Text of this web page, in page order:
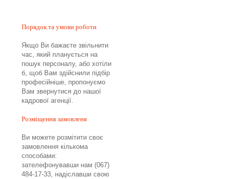
Порядок та умови роботи
Якщо Ви бажаєте звільнити
час, який планується на
пошук персоналу, або хотіли
б, щоб Вам здійснили підбір
професійніше, пропонуємо
Вам звернутися до нашої
кадрової агенції.
Розміщення замовленя
Ви можете розмітити своє
замовлення кількома
способами:
зателефонувавши нам (067)
484-17-33, надіславши свою